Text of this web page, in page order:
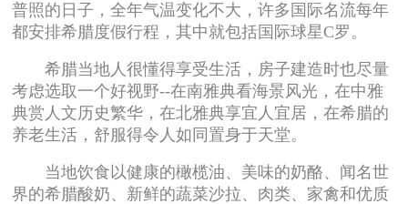
普照的日子，全年气温变化不大，许多国际名流每年
都安排希腊度假行程，其中就包括国际球星C罗。
希腊当地人很懂得享受生活，房子建造时也尽量
考虑选取一个好视野--在南雅典看海景风光，在中雅
典赏人文历史繁华，在北雅典享宜人宜居，在希腊的
养老生活，舒服得令人如同置身于天堂。
当地饮食以健康的橄榄油、美味的奶酪、闻名世
界的希腊酸奶、新鲜的蔬菜沙拉、肉类、家禽和优质